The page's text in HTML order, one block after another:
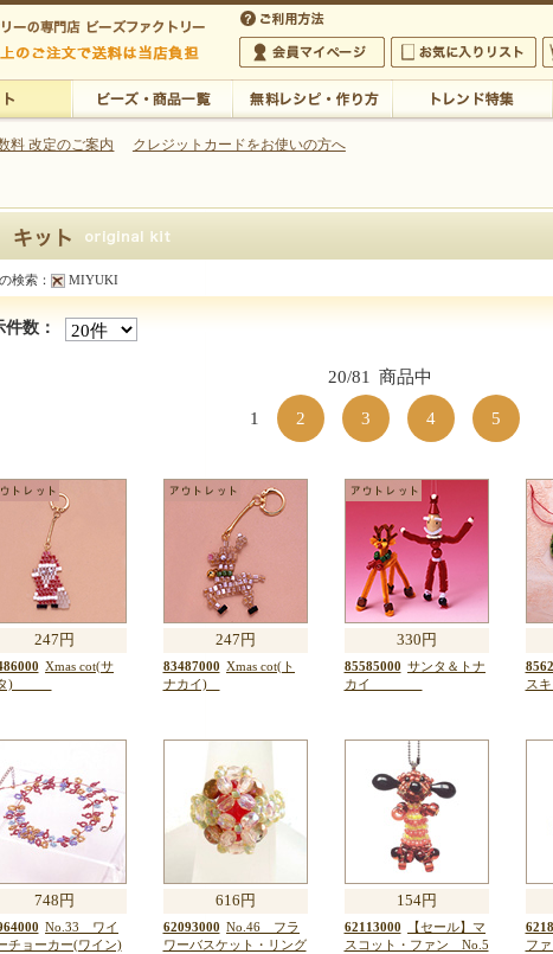
・アクセサリーの専門店
ーの専門店 ビーズファクトリー 5,000円以上のご注文で送料は当店が負担いたします
ー 5,000円以上のご注文で送料は当店が負担いたします
会員マイページ
お気に入りリスト
料 改定のご案内 クレジットカードをお使いの方へ
ト商品一覧】
検索： MIYUKI
件数：
20/81 商品中
1 2 3 4 5
247円
Xmas cot(サ
タ)
247円
83487000 Xmas cot(ト
ナカイ)
330円
85585000 サンタ＆トナ
カイ
ス
748円
No.33 ワイ
チョーカー(ワイン)
616円
62093000 No.46 フラ
ワーバスケット・リング
154円
62113000
【セール】マ
スコット・ファン No.5
フ